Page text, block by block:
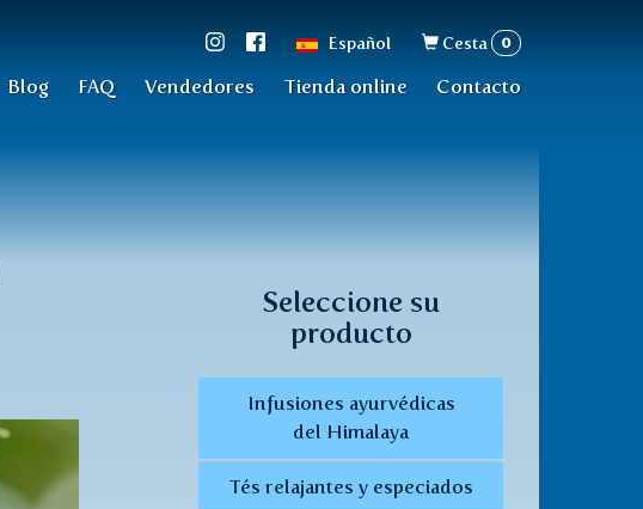
Español
Formulario
de
búsqueda
Cesta 0
Blog FAQ Vendedores Tienda online Contacto
Seleccione su
producto
Infusiones ayurvédicas
del Himalaya
Tés relajantes y especiados